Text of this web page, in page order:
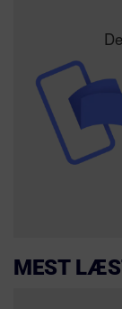
MEST